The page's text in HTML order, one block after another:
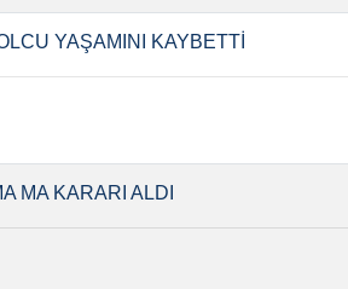
YAŞAMINI KAYBETTİ
MA KARARI ALDI